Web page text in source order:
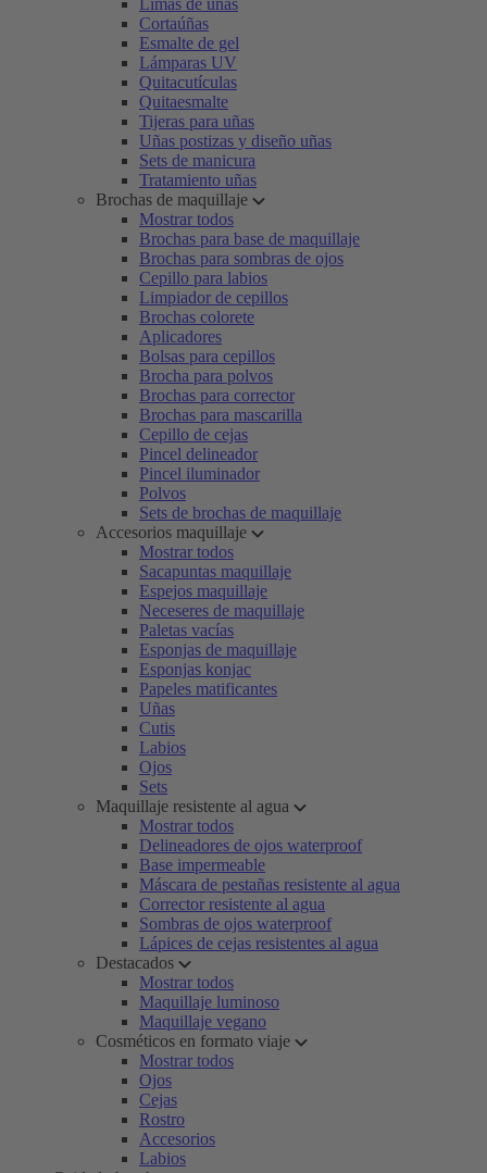
Limas de uñas
Cortaúñas
Esmalte de gel
Lámparas UV
Quitacutículas
Quitaesmalte
Tijeras para uñas
Uñas postizas y diseño uñas
Sets de manicura
Tratamiento uñas
Brochas de maquillaje
Mostrar todos
Brochas para base de maquillaje
Brochas para sombras de ojos
Cepillo para labios
Limpiador de cepillos
Brochas colorete
Aplicadores
Bolsas para cepillos
Brocha para polvos
Brochas para corrector
Brochas para mascarilla
Cepillo de cejas
Pincel delineador
Pincel iluminador
Polvos
Sets de brochas de maquillaje
Accesorios maquillaje
Mostrar todos
Sacapuntas maquillaje
Espejos maquillaje
Neceseres de maquillaje
Paletas vacías
Esponjas de maquillaje
Esponjas konjac
Papeles matificantes
Uñas
Cutis
Labios
Ojos
Sets
Maquillaje resistente al agua
Mostrar todos
Delineadores de ojos waterproof
Base impermeable
Máscara de pestañas resistente al agua
Corrector resistente al agua
Sombras de ojos waterproof
Lápices de cejas resistentes al agua
Destacados
Mostrar todos
Maquillaje luminoso
Maquillaje vegano
Cosméticos en formato viaje
Mostrar todos
Ojos
Cejas
Rostro
Accesorios
Labios